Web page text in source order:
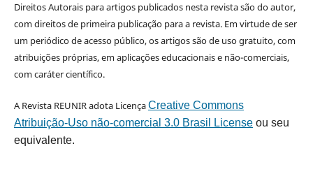
Direitos Autorais para artigos publicados nesta revista são do autor,
com direitos de primeira publicação para a revista. Em virtude de ser
um periódico de acesso público, os artigos são de uso gratuito, com
atribuições próprias, em aplicações educacionais e não-comerciais,
com caráter científico.
A Revista REUNIR adota LicençaCreative Commons
Atribuição-Uso não-comercial 3.0 Brasil Licenseou seu
equivalente.